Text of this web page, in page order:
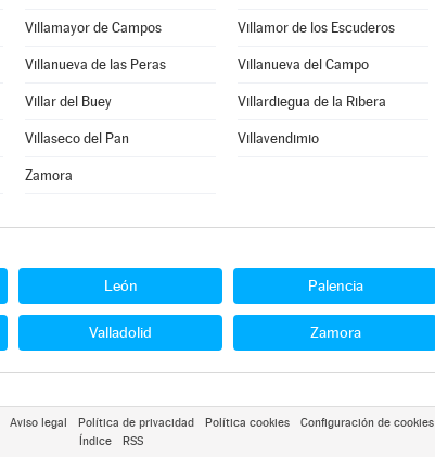
Villamayor de Campos Villamor de los Escuderos
Villanueva de las Peras Villanueva del Campo
Villar del Buey Villardiegua de la Ribera
Villaseco del Pan Villavendimio
Zamora
León Palencia
Valladolid Zamora
Aviso legal Política de privacidad Política cookies Configuración de cookies
Índice
RSS